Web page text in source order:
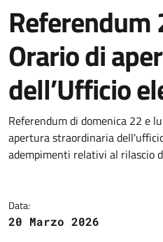
Referendum
Orario di
dell’Ufficio
Dettagli della
Referendum di domenica 22 e
apertura straordinaria
adempimenti relativi al rilascio
Data:
20 Marzo 2026